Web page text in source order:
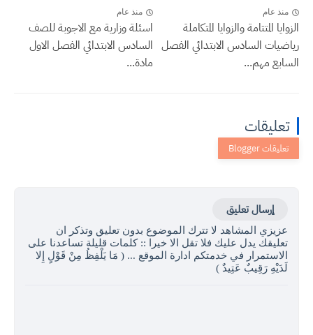
منذ عام
الزوايا المتتامة والزوايا المتكاملة
رياضيات السادس الابتدائي الفصل
السابع مهم...
منذ عام
اسئلة وزارية مع الاجوبة للصف
السادس الابتدائي الفصل الاول
مادة...
تعليقات
إرسال تعليق
عزيزي المشاهد لا تترك الموضوع بدون تعليق وتذكر ان
تعليقك يدل عليك فلا تقل الا خيرا :: كلمات قليلة تساعدنا على
الاستمرار في خدمتكم ادارة الموقع ... ( مَا يَلْفِظُ مِنْ قَوْلٍ إِلا
لَدَيْهِ رَقِيبٌ عَتِيدٌ )